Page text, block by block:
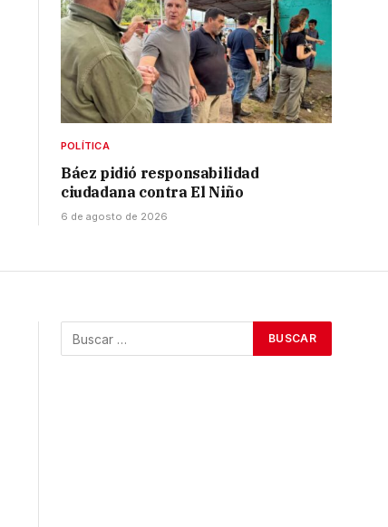
POLÍTICA
Báez pidió responsabilidad
ciudadana contra El Niño
6 de agosto de 2026